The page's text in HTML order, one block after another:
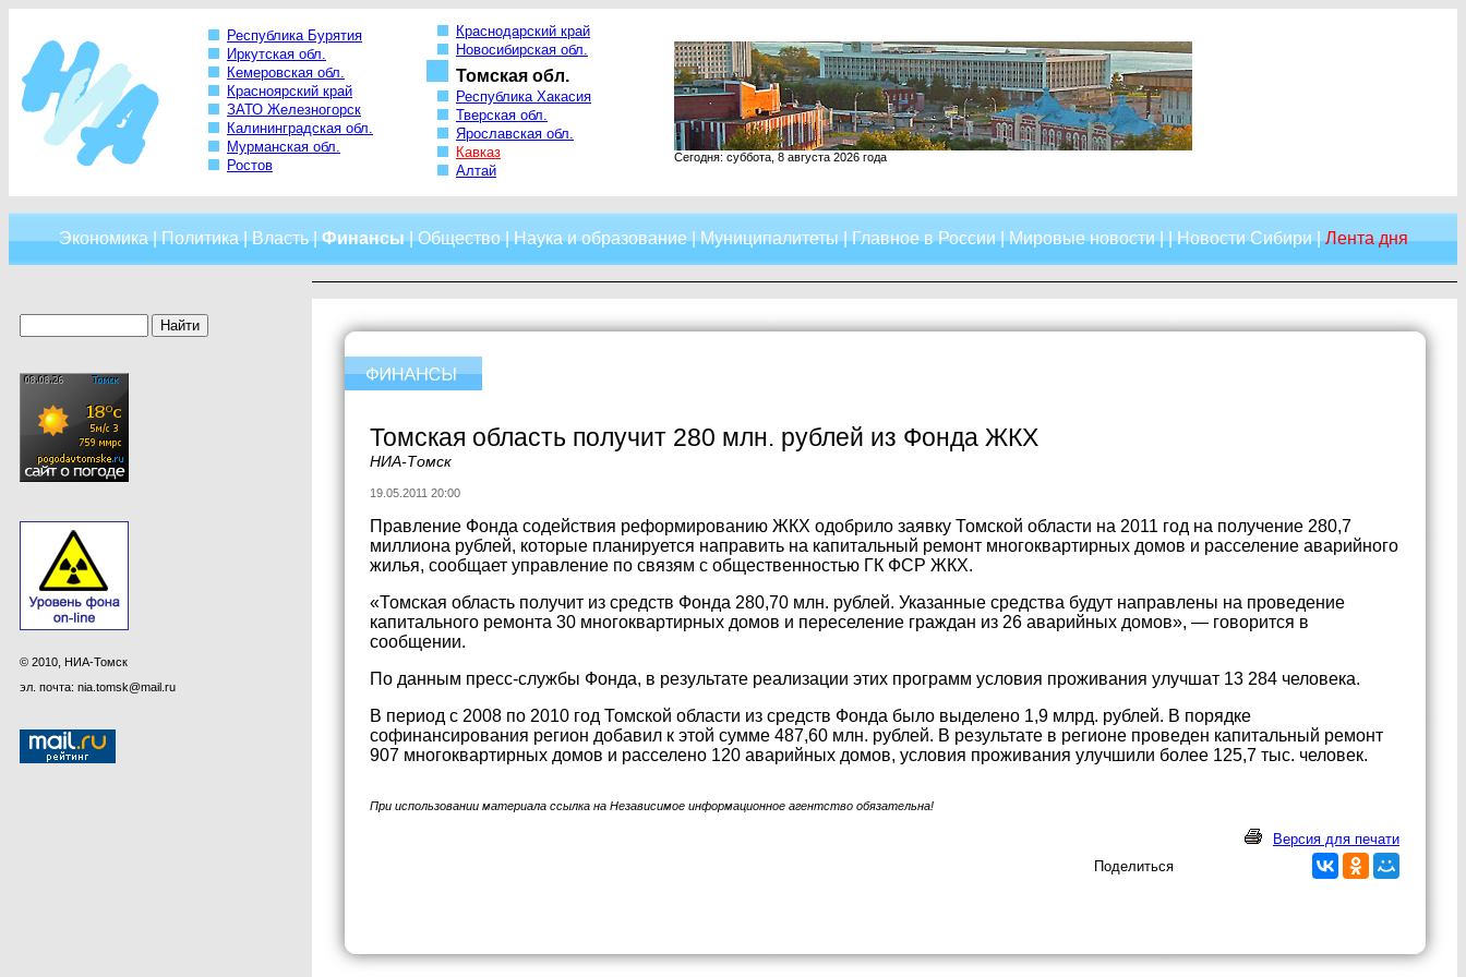
Республика Бурятия
Иркутская обл.
Кемеровская обл.
Красноярский край
ЗАТО Железногорск
Калининградская обл.
Мурманская обл.
Ростов
Краснодарский край
Новосибирская обл.
Томская обл.
Республика Хакасия
Тверская обл.
Ярославская обл.
Кавказ
Алтай
Сегодня: суббота, 8 августа 2026 года
Экономика|Политика|Власть|Финансы|Общество|Наука и образование|Муниципалитеты|Главное в России|Мировые новости| |Новости Сибири|Лента дня
© 2010, НИА-Томск
эл. почта: nia.tomsk@mail.ru
Томская область получит 280 млн. рублей из Фонда ЖКХ
НИА-Томск
19.05.2011 20:00
Правление Фонда содействия реформированию ЖКХ одобрило заявку Томской области на 2011 год на получение 280,7
миллиона рублей, которые планируется направить на капитальный ремонт многоквартирных домов и расселение аварийного
жилья, сообщает управление по связям с общественностью ГК ФСР ЖКХ.
«Томская область получит из средств Фонда 280,70 млн. рублей. Указанные средства будут направлены на проведение
капитального ремонта 30 многоквартирных домов и переселение граждан из 26 аварийных домов», — говорится в
сообщении.
По данным пресс-службы Фонда, в результате реализации этих программ условия проживания улучшат 13 284 человека.
В период с 2008 по 2010 год Томской области из средств Фонда было выделено 1,9 млрд. рублей. В порядке
софинансирования регион добавил к этой сумме 487,60 млн. рублей. В результате в регионе проведен капитальный ремонт
907 многоквартирных домов и расселено 120 аварийных домов, условия проживания улучшили более 125,7 тыс. человек.
При использовании материала ссылка на Независимое информационное агентство обязательна!
Версия для печати
Поделиться